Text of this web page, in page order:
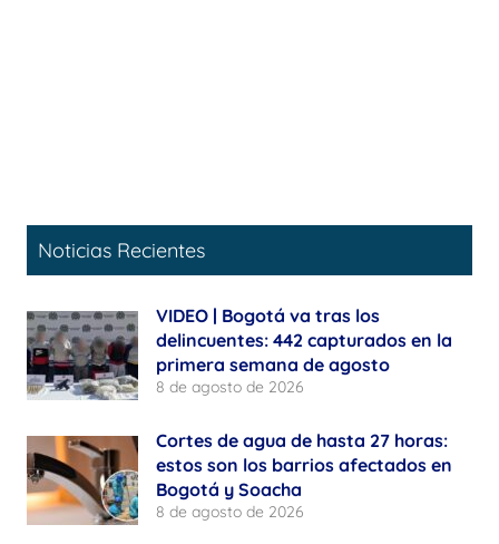
Noticias Recientes
VIDEO | Bogotá va tras los
delincuentes: 442 capturados en la
primera semana de agosto
8 de agosto de 2026
Cortes de agua de hasta 27 horas:
estos son los barrios afectados en
Bogotá y Soacha
8 de agosto de 2026